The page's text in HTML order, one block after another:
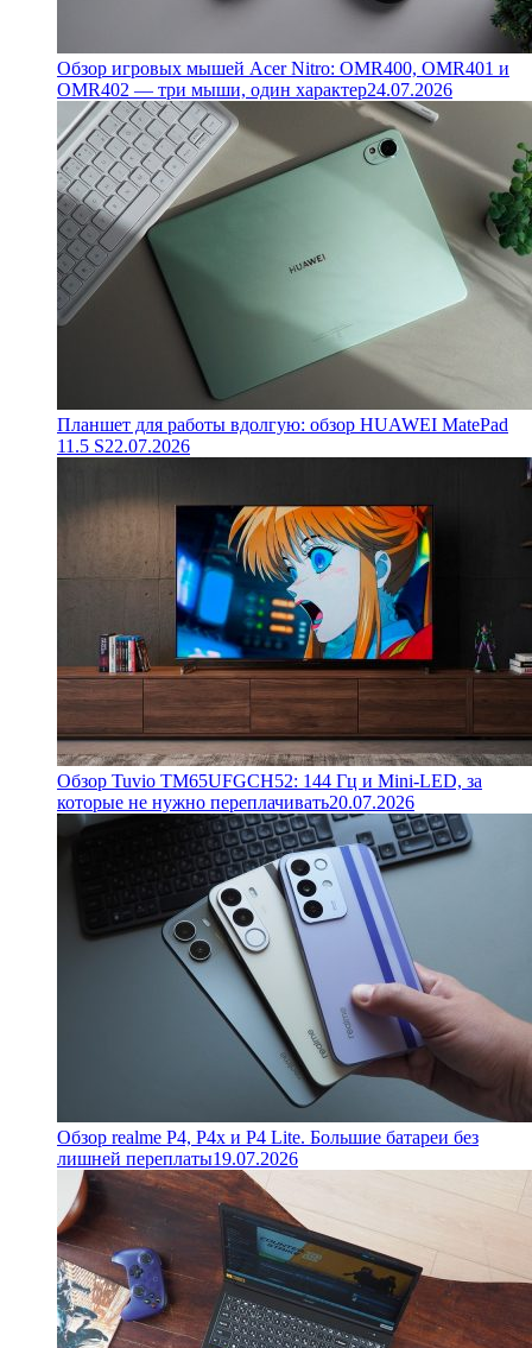
Обзор игровых мышей Acer Nitro: OMR400, OMR401 и
OMR402 — три мыши, один характер24.07.2026
Планшет для работы вдолгую: обзор HUAWEI MatePad
11.5 S22.07.2026
Обзор Tuvio TM65UFGCH52: 144 Гц и Mini-LED, за
которые не нужно переплачивать20.07.2026
Обзор realme P4, P4x и P4 Lite. Большие батареи без
лишней переплаты19.07.2026